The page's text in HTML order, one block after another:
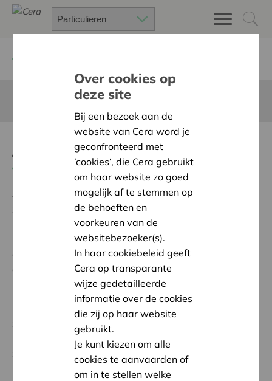
Deze pagina is niet vertaald in het Nederlands
Ja op veilig bewegen
Terug naar overzicht
Ambitie:
Een solidaire, respectvolle samenleving
zonder drempels
Programma:
Iedereen gelijke kansen bieden om
actief, volwaardig en gelijkwaardig deel te nemen aan
de samenleving
Regionaal Project
Startdatum:
09/02/2026
Status:
In behandeling
Roeselare-Izegem
Over cookies op
deze site
Bij een bezoek aan de
website van Cera word je
geconfronteerd met
’cookies‘, die Cera gebruikt
om haar website zo goed
mogelijk af te stemmen op
de behoeften en
voorkeuren van de
websitebezoeker(s).
In haar cookiebeleid geeft
Cera op transparante
wijze gedetailleerde
informatie over de cookies
die zij op haar website
gebruikt.
Je kunt kiezen om alle
cookies te aanvaarden of
om in te stellen welke